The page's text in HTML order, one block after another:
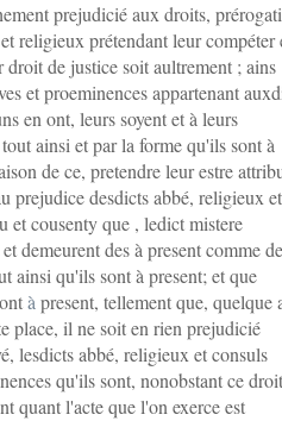
prejudicié aux droits,
religieux prétendant leur compéter
droit de justice soit aultrement ; ains
et proeminences appartenant
en ont, leurs soyent et à leurs
ainsi et par la forme qu'ils sont à
de ce, pretendre leur estre
prejudice desdicts abbé, religieux et
et cousenty que , ledict mistere
demeurent des à present comme
ainsi qu'ils sont à present; et que
à present, tellement que, quelque
place, il ne soit en rien prejudicié
lesdicts abbé, religieux et consuls
qu'ils sont, nonobstant ce
quant l'acte que l'on exerce est